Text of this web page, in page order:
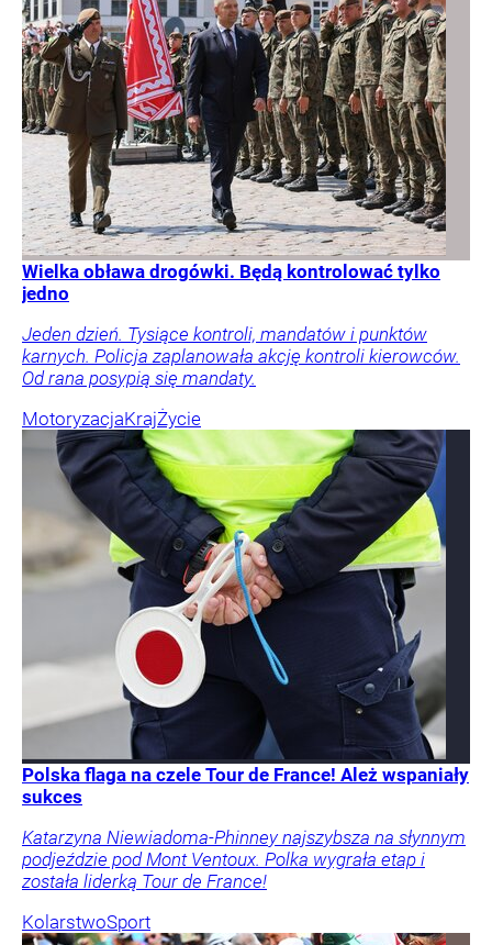
Wielka obława drogówki. Będą kontrolować tylko
jedno
Jeden dzień. Tysiące kontroli, mandatów i punktów
karnych. Policja zaplanowała akcję kontroli kierowców.
Od rana posypią się mandaty.
MotoryzacjaKrajŻycie
Polska flaga na czele Tour de France! Ależ wspaniały
sukces
Katarzyna Niewiadoma-Phinney najszybsza na słynnym
podjeździe pod Mont Ventoux. Polka wygrała etap i
została liderką Tour de France!
KolarstwoSport